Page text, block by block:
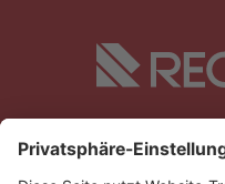
Impressum